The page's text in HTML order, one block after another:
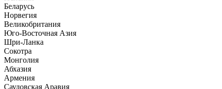
Беларусь
Норвегия
Великобритания
Юго-Восточная Азия
Шри-Ланка
Сокотра
Монголия
Абхазия
Армения
Саудовская Аравия